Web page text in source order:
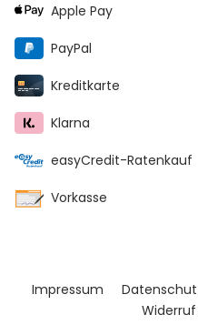
Apple Pay
PayPal
Kreditkarte
Klarna
easyCredit-Ratenkauf
Vorkasse
Impressum